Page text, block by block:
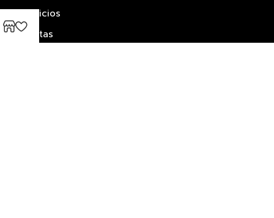
Servicios
LLantas